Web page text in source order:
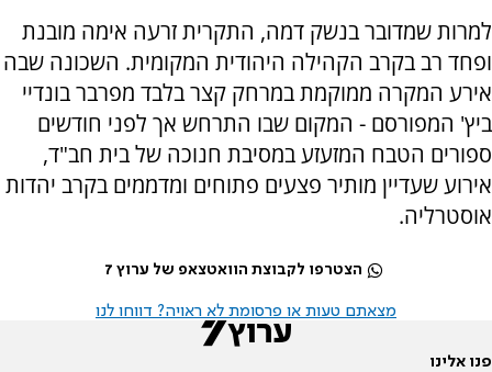
למרות שמדובר בנשק דמה, התקרית זרעה אימה מובנת
ופחד רב בקרב הקהילה היהודית המקומית. השכונה שבה
אירע המקרה ממוקמת במרחק קצר בלבד מפרבר בונדיי
ביץ' המפורסם - המקום שבו התרחש אך לפני חודשים
ספורים הטבח המזעזע במסיבת חנוכה של בית חב"ד,
אירוע שעדיין מותיר פצעים פתוחים ומדממים בקרב יהדות
אוסטרליה.
הצטרפו לקבוצת הוואטצאפ של ערוץ 7
מצאתם טעות או פרסומת לא ראויה? דווחו לנו
פנו אלינו